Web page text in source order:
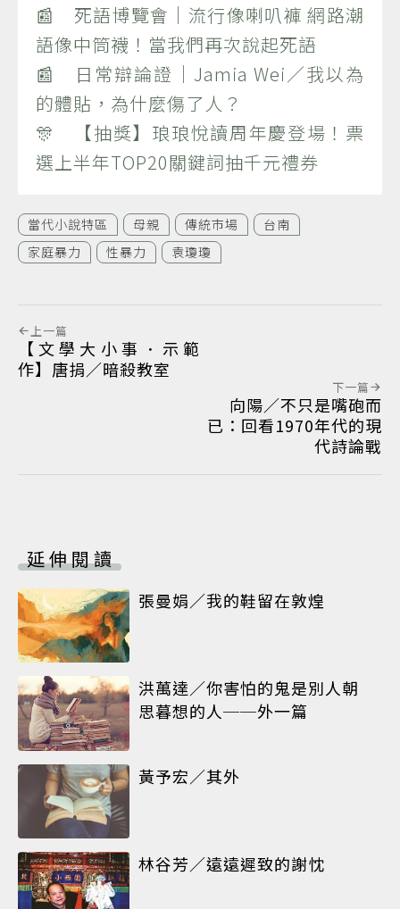
📰 死語博覽會｜流行像喇叭褲 網路潮
語像中筒襪！當我們再次說起死語
📰 日常辯論證｜Jamia Wei／我以為
的體貼，為什麼傷了人？
🎊 【抽獎】琅琅悅讀周年慶登場！票
選上半年TOP20關鍵詞抽千元禮券
當代小說特區 母親 傳統市場
台南
家庭暴力
性暴力 袁瓊瓊
上一篇
【文學大小事．示範
作】唐捐／暗殺教室
下一篇
向陽／不只是嘴砲而
已：回看1970年代的現
代詩論戰
延伸閱讀
張曼娟／我的鞋留在敦煌
洪萬達／你害怕的鬼是別人朝
思暮想的人──外一篇
黃予宏／其外
林谷芳／遠遠遲致的謝忱